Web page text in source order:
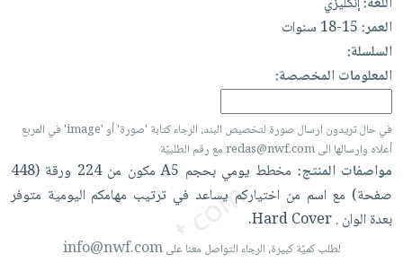
أدوات
المطبخ
كتب
اكسسوارات
منزلية
اكسسوارات
ملابس
مطرزات
حقائب
حلي
عناية
كل
الاشتراكات
صندوق
القراءة
iKitab
بلا
حدود
بحث
متقدم
نيل
وفرات
عن
الشركة
سياسة
حسابك
لائحة
الأمنيات
العمر:15-18 سنوات
السلسلة:
المعلومات المخصصة:
في حال تريدون ارسال صورة لتخصيص البند، الرجاء كتابة 'صورة' أو 'image' في المربع
أعلاه وارسالها الى redas@nwf.com مع رقم الطلبيّة
مواصفات المنتج: مخطط يوميبحجم A5 مكون من224 ورقة(448
صفحة) مع اسم من اختياركم يساعد في ترتيب مهامكم اليومية متوفر
بعدة الوان.
HardCover.
لطلب كميّة كبيرة، الرجاء التواصل معنا علىinfo@nwf.com